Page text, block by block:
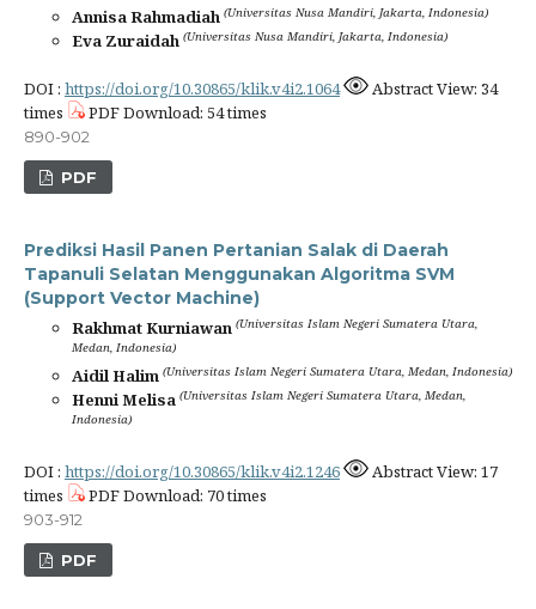
Annisa Rahmadiah (Universitas Nusa Mandiri, Jakarta, Indonesia)
Eva Zuraidah (Universitas Nusa Mandiri, Jakarta, Indonesia)
DOI : https://doi.org/10.30865/klik.v4i2.1064
Abstract View: 34
times
PDF Download: 54 times
890-902
PDF
Prediksi Hasil Panen Pertanian Salak di Daerah
Tapanuli Selatan Menggunakan Algoritma SVM
(Support Vector Machine)
Rakhmat Kurniawan (Universitas Islam Negeri Sumatera Utara,
Medan, Indonesia)
Aidil Halim (Universitas Islam Negeri Sumatera Utara, Medan, Indonesia)
Henni Melisa (Universitas Islam Negeri Sumatera Utara, Medan,
Indonesia)
DOI : https://doi.org/10.30865/klik.v4i2.1246
Abstract View: 17
times
PDF Download: 70 times
903-912
PDF